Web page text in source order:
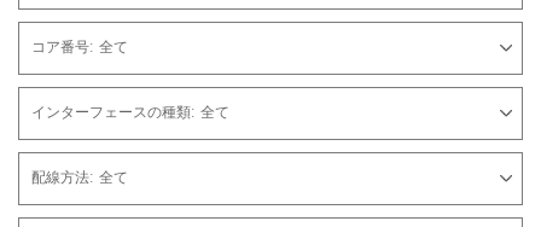
コア番号: 全て
インターフェースの種類: 全て
配線方法: 全て